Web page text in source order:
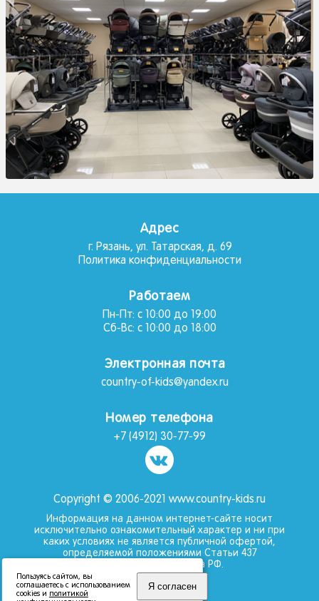
Адрес
г. Рязань, ул. Татарская, д. 69
Политика конфиденциальности
Работаем
Пн-Пт: с 10:00 до 19:00
Сб-Вс: с 10:00 до 18:00
Электронная почта
country-of-kids@yandex.ru
Номер телефона
+7 (4912) 30-77-99
Copyright © 2006-2021 www.country-kids.ru
Информация на данном интернет-сайте носит
исключительно ознакомительный характер и ни при
каких условиях не является публичной офертой,
определяемой положениями Статьи 437
Гражданского кодекса РФ.
2012 BlackCrystal
Пользуясь сайтом, вы
соглашаетесь с использованием
cookies и политикой
Я согласен